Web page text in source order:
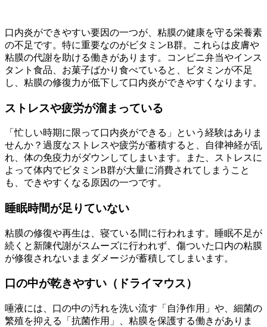
口内炎ができやすい要因の一つが、粘膜の健康を守る栄養素
の不足です。特に重要なのがビタミンB群。これらは皮膚や
粘膜の代謝を助ける働きがあります。コンビニ弁当やインス
タント食品、お菓子ばかり食べていると、ビタミンが不足
し、粘膜の修復力が低下して口内炎ができやすくなります。
ストレスや疲労が溜まっている
「忙しい時期に限って口内炎ができる」という経験はありま
せんか？過度なストレスや疲労が蓄積すると、自律神経が乱
れ、体の免疫力がダウンしてしまいます。また、ストレスに
よって体内でビタミンB群が大量に消費されてしまうこと
も、できやすくなる原因の一つです。
睡眠時間が足りていない
粘膜の修復や再生は、寝ている間に行われます。睡眠不足が
続くと新陳代謝がスムーズに行われず、傷ついた口内の粘膜
が修復されないままダメージが蓄積してしまいます。
口の中が乾きやすい（ドライマウス）
唾液には、口の中の汚れを洗い流す「自浄作用」や、細菌の
繁殖を抑える「抗菌作用」、粘膜を保護する働きがありま